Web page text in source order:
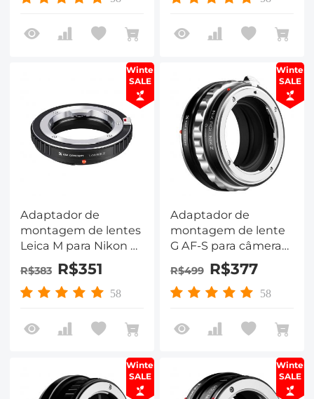
Winter
SALE
Adaptador de
montagem de lentes
Leica M para Nikon Z
Adaptador de lente
K&F Concept M20184
R$383 R$351
58
Winter
SALE
Adaptador de
montagem de lente
G AF-S para câmera
Nikon Z6 Z7 K&F
Concept
R$499 R$377
58
Winter
SALE
Winter
SALE